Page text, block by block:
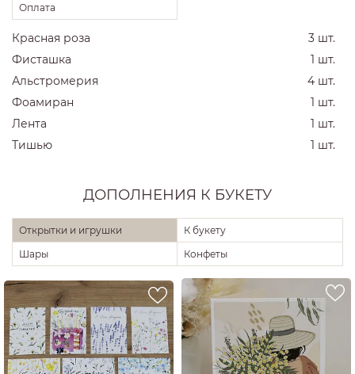
Оплата
Красная роза
3 шт.
Фисташка
1 шт.
Альстромерия
4 шт.
Фоамиран
1 шт.
Лента
1 шт.
Тишью
1 шт.
ДОПОЛНЕНИЯ К БУКЕТУ
Открытки и игрушки
К букету
Шары
Конфеты